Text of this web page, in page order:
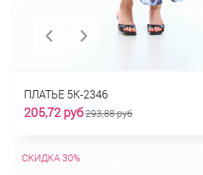
ПЛАТЬЕ 5К-2346
205,72 руб293,88 руб
СКИДКА 30%